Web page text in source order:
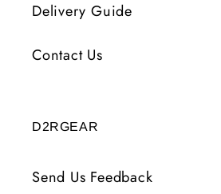
Delivery Guide
Contact Us
D2RGEAR
Send Us Feedback